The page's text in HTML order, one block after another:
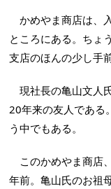
かめやま商店は、
ところにある。ちょ
支店のほんの少し手
現社長の亀山文人
20年来の友人である
う中でもある。
このかめやま商店
年前。亀山氏のお祖